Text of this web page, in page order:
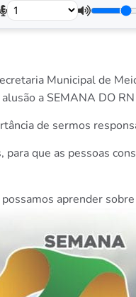
Municipal de
a SEMANA DO RN
de sermos
para que as pessoas
aprender